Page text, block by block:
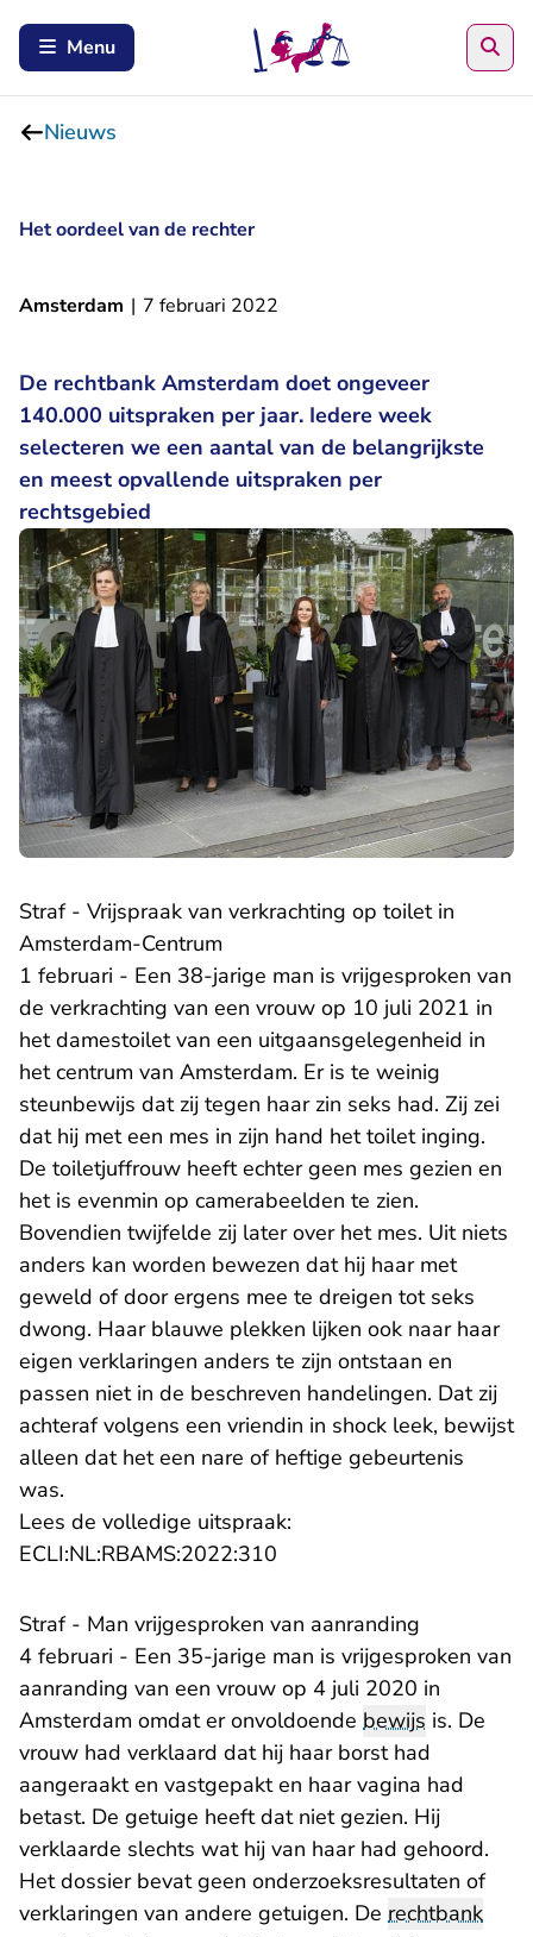
Menu
Nieuws
Het oordeel van de rechter
Amsterdam | 7 februari 2022
De rechtbank Amsterdam doet ongeveer
140.000 uitspraken per jaar. Iedere week
selecteren we een aantal van de belangrijkste
en meest opvallende uitspraken per
rechtsgebied
Straf - Vrijspraak van verkrachting op toilet in
Amsterdam-Centrum
1 februari - Een 38-jarige man is vrijgesproken van
de verkrachting van een vrouw op 10 juli 2021 in
het damestoilet van een uitgaansgelegenheid in
het centrum van Amsterdam. Er is te weinig
steunbewijs dat zij tegen haar zin seks had. Zij zei
dat hij met een mes in zijn hand het toilet inging.
De toiletjuffrouw heeft echter geen mes gezien en
het is evenmin op camerabeelden te zien.
Bovendien twijfelde zij later over het mes. Uit niets
anders kan worden bewezen dat hij haar met
geweld of door ergens mee te dreigen tot seks
dwong. Haar blauwe plekken lijken ook naar haar
eigen verklaringen anders te zijn ontstaan en
passen niet in de beschreven handelingen. Dat zij
achteraf volgens een vriendin in shock leek, bewijst
alleen dat het een nare of heftige gebeurtenis
was.
Lees de volledige uitspraak:
ECLI:NL:RBAMS:2022:310
Straf - Man vrijgesproken van aanranding
4 februari - Een 35-jarige man is vrijgesproken van
aanranding van een vrouw op 4 juli 2020 in
Amsterdam omdat er onvoldoende bewijs is. De
vrouw had verklaard dat hij haar borst had
aangeraakt en vastgepakt en haar vagina had
betast. De getuige heeft dat niet gezien. Hij
verklaarde slechts wat hij van haar had gehoord.
Het dossier bevat geen onderzoeksresultaten of
verklaringen van andere getuigen. De rechtbank